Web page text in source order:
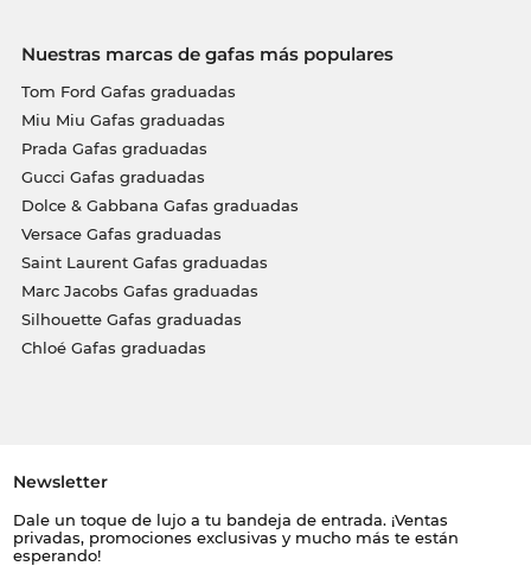
Nuestras marcas de gafas más populares
Tom Ford Gafas graduadas
Miu Miu Gafas graduadas
Prada Gafas graduadas
Gucci Gafas graduadas
Dolce & Gabbana Gafas graduadas
Versace Gafas graduadas
Saint Laurent Gafas graduadas
Marc Jacobs Gafas graduadas
Silhouette Gafas graduadas
Chloé Gafas graduadas
Newsletter
Dale un toque de lujo a tu bandeja de entrada. ¡Ventas
privadas, promociones exclusivas y mucho más te están
esperando!